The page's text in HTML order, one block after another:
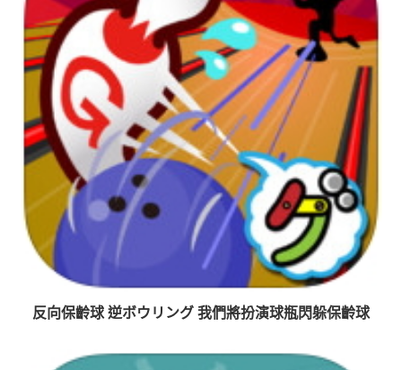
反向保齡球 逆ボウリング 我們將扮演球瓶閃躲保齡球